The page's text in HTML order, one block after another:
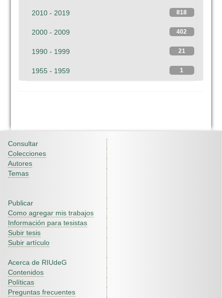
818
2010 - 2019
402
2000 - 2009
21
1990 - 1999
1
1955 - 1959
Consultar
Colecciones
Autores
Temas
Publicar
Como agregar mis trabajos
Información para tesistas
Subir tesis
Subir artículo
Acerca de RIUdeG
Contenidos
Políticas
Preguntas frecuentes